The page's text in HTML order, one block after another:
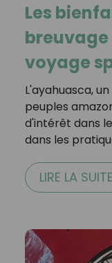
Les
voyage
L'ayahuasca,
peuples
d'intérêt dans
dans les
LIRE LA SUITE